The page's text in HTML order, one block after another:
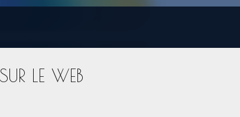
SUR LE WEB